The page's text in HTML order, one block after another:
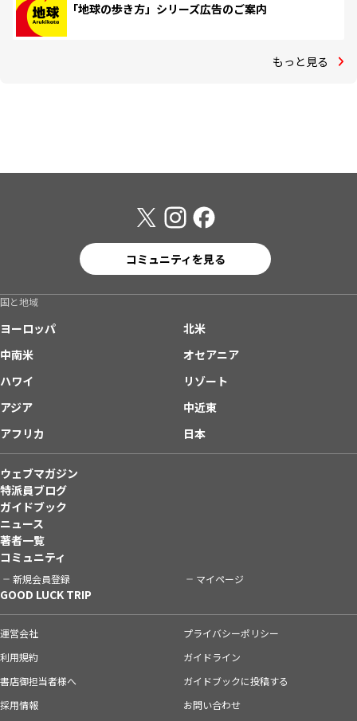
「地球の歩き方」シリーズ広告のご案内
もっと見る
コミュニティを見る
国と地域
ヨーロッパ
北米
中南米
オセアニア
ハワイ
リゾート
アジア
中近東
アフリカ
日本
ウェブマガジン
特派員ブログ
ガイドブック
ニュース
著者一覧
コミュニティ
新規会員登録 マイページ
GOOD LUCK TRIP
運営会社
プライバシーポリシー
利用規約
ガイドライン
書店御担当者様へ
ガイドブックに投稿する
採用情報
お問い合わせ